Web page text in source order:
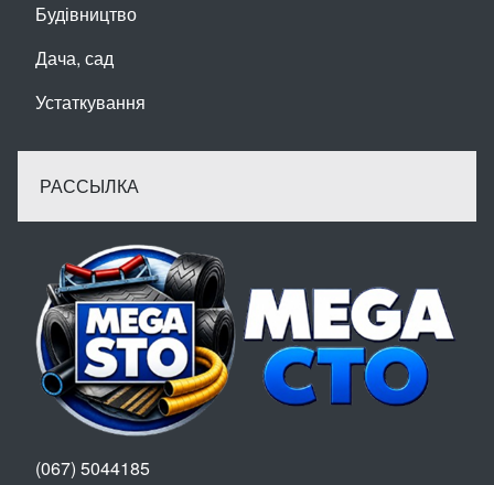
Будівництво
Дача, сад
Устаткування
РАССЫЛКА
(067) 5044185